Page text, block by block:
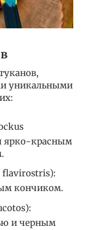
уникальными
ярко-красным
кончиком.
и черным